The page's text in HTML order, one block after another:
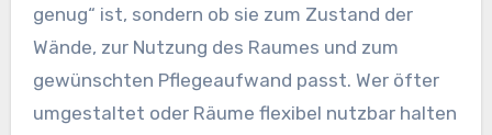
genug“ ist, sondern ob sie zum Zustand der
Wände, zur Nutzung des Raumes und zum
gewünschten Pflegeaufwand passt. Wer öfter
umgestaltet oder Räume flexibel nutzbar halten